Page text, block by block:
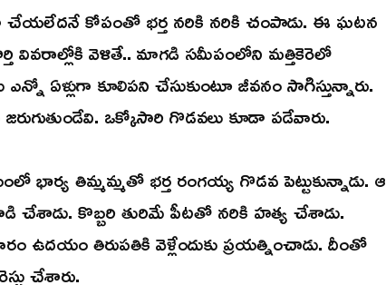
కోపంతో భర్త నరికి నరికి చంపాడు. ఈ ఘటన
వివరాల్లోకి వెళితే.. మాగడి సమీపంలోని మత్తికెరెలో
ఏళ్లుగా కూలిపని చేసుకుంటూ జీవనం సాగిస్తున్నారు.
ఒక్కోసారి గొడవలు కూడా పడేవారు.
తిమ్మమ్మతో భర్త రంగయ్య గొడవ పెట్టుకున్నాడు. ఆ
కొబ్బరి తురిమే పీటతో నరికి హత్య చేశాడు.
ఉదయం తిరుపతికి వెళ్లేందుకు ప్రయత్నించాడు. దీంతో
చేశారు.